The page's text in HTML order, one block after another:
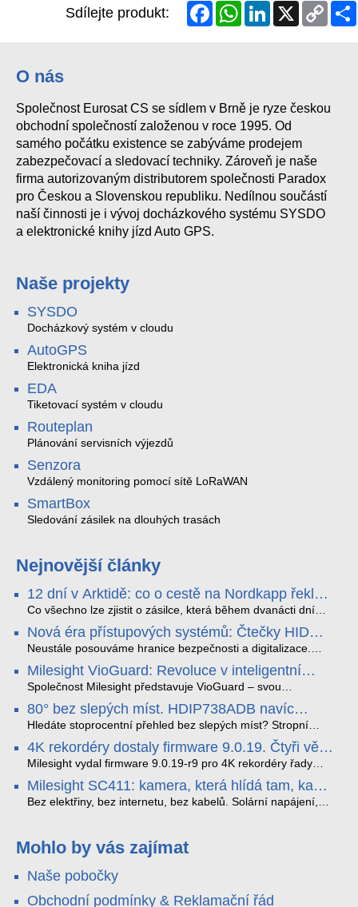
Sdílejte produkt: FacebookWhatsAppLinkedInX
Copy
Link
O nás
Společnost Eurosat CS se sídlem v Brně je ryze českou
obchodní společností založenou v roce 1995. Od
samého počátku existence se zabýváme prodejem
zabezpečovací a sledovací techniky. Zároveň je naše
firma autorizovaným distributorem společnosti Paradox
pro Českou a Slovenskou republiku. Nedílnou součástí
naší činnosti je i vývoj docházkového systému SYSDO
a elektronické knihy jízd Auto GPS.
Naše projekty
SYSDO
Docházkový systém v cloudu
AutoGPS
Elektronická kniha jízd
EDA
Tiketovací systém v cloudu
Routeplan
Plánování servisních výjezdů
Senzora
Vzdálený monitoring pomocí sítě LoRaWAN
SmartBox
Sledování zásilek na dlouhých trasách
Nejnovější články
12 dní v Arktidě: co o cestě na Nordkapp řekla
data ze SMARTBOX 2 MAX
Co všechno lze zjistit o zásilce, která během dvanácti dní
projede Arktidou? SMARTBOX 2 MAX jsme vzali na trasu z
Tromsø přes Lofoty, Kirunu a finské Laponsko až na
Nordkapp. Bez jediného dobití, v mrazu až −13 °C a mimo
otřesy i náklon. Výsledkem není jen čára na mapě, ale
podrobný datový příběh celé cesty.
Nová éra přístupových systémů: Čtečky HID
Signo
Neustále posouváme hranice bezpečnosti a digitalizace.
v oblasti kontroly přístupu – moderní a vysoce univerzální
čtečky HID Signo.
Milesight VioGuard: Revoluce v inteligentní
detekci dopravních přestupků
Společnost Milesight představuje VioGuard – svou
dopravních přestupků. Tento systém, poháněný
sofistikovanými algoritmy umělé inteligence (AI), je navržen
tak, aby poskytoval komplexní nástroje pro vymáhání
dopravních předpisů, zvyšoval bezpečnost na silnicích a
optimalizoval plynulost dopravy v moderních městech.
80° bez slepých míst. HDIP738ADB navíc
streamuje na YouTube – bez PC.
Hledáte stoprocentní přehled bez slepých míst? Stropní
panoramatická kamera HDIP738ADB skládá obraz ze dvou
4MP senzorů SONY do jednoho čistého 180° záběru bez
zkreslení. K tomu přidává AI detekci osob a vozidel,
YouTube – bez běžícího počítače.
4K rekordéry dostaly firmware 9.0.19. Čtyři věci,
které musíte vědět.
Milesight vydal firmware 9.0.19-r9 pro 4K rekordéry řady
které vám zjednoduší práci – a jedna z nich vám ušetří
spoustu zbytečných výjezdů k zákazníkům.
Milesight SC411: kamera, která hlídá tam, kam
kabel nedosáhne
Bez elektřiny, bez internetu, bez kabelů. Solární napájení,
váš telefon. Podívejte se na video.
Mohlo by vás zajímat
Naše pobočky
Obchodní podmínky & Reklamační řád